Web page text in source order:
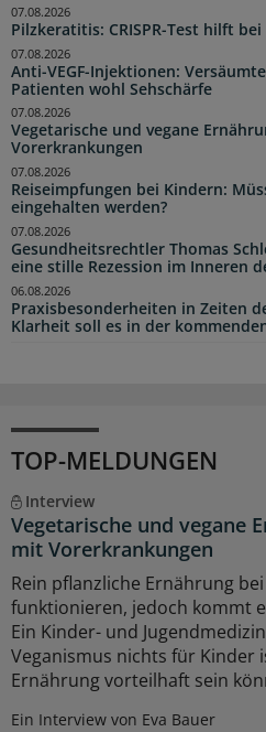
Pilzkeratitis: CRISPR-Test hilft
07.08.2026
Anti-VEGF-Injektionen:
Patienten wohl Sehschärfe
07.08.2026
Vegetarische und vegane
Vorerkrankungen
07.08.2026
Reiseimpfungen bei Kindern:
eingehalten werden?
07.08.2026
Gesundheitsrechtler Thomas
eine stille Rezession im Inneren
07.08.2026
Praxisbesonderheiten in Zeiten
Klarheit soll es in der
06.08.2026
TOP-MELDUNGEN
Interview
Vegetarische und vegane
mit Vorerkrankungen
Rein pflanzliche Ernährung
funktionieren, jedoch kommt
Ein Kinder- und
Veganismus nichts für Kinder
Ernährung vorteilhaft sein
Ein Interview von Eva Bauer